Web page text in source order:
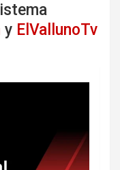
y ElVallunoTv